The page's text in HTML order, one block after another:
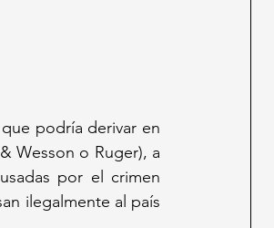
podría derivar en
Wesson o Ruger), a
por el crimen
ilegalmente al país